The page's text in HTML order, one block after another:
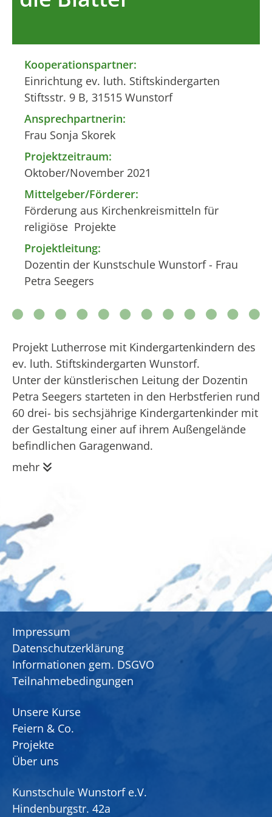
Kooperationspartner:
Einrichtung ev. luth. Stiftskindergarten
Stiftsstr. 9 B, 31515 Wunstorf
Ansprechpartnerin:
Frau Sonja Skorek
Projektzeitraum:
Oktober/November 2021
Mittelgeber/Förderer:
Förderung aus Kirchenkreismitteln für
religiöse Projekte
Projektleitung:
Dozentin der Kunstschule Wunstorf - Frau
Petra Seegers
Projekt Lutherrose mit Kindergartenkindern des
ev. luth. Stiftskindergarten Wunstorf.
Unter der künstlerischen Leitung der Dozentin
Petra Seegers starteten in den Herbstferien rund
60 drei- bis sechsjährige Kindergartenkinder mit
der Gestaltung einer auf ihrem Außengelände
befindlichen Garagenwand.
mehr
Impressum
Datenschutzerklärung
Informationen gem. DSGVO
Teilnahmebedingungen
Unsere Kurse
Feiern & Co.
Projekte
Über uns
Kunstschule Wunstorf e.V.
Hindenburgstr. 42a